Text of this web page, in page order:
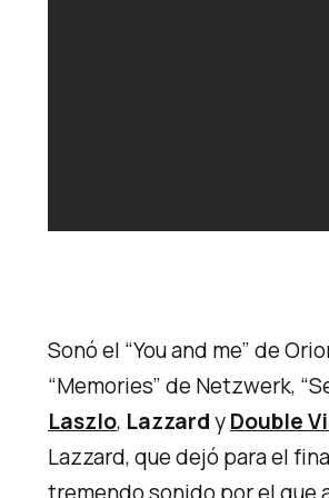
Sonó el “You and me” de
“Memories” de Netzwerk,
Laszlo, LazzardyDouble
Lazzard, que dejó para el